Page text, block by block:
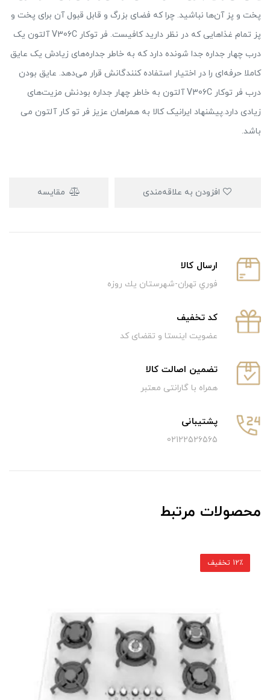
پخت و پز آن‌ها نباشید. چرا که فضای بزرگ و قابل قبول آن برای پخت و
پز تمام غذاهایی که در نظر دارید کافیست. فر توکار V306C آلتون یک
درب چهار جداره جدا شونده دارد که به خاطر جداره‌های زیادش یک عایق
کاملا حرفه‌ای را در اختیار استفاده کنندگانش قرار می‌دهد. عایق بودن
درب فر توکار V306C آلتون به خاطر چهار جداره بودنش مزیت‌های
زیادی دارد.پیشنهاد ایرانیک کالا به همراهان عزیز فر تو کار آلتون می
باشد.
مقایسه
ارسال كالا
فوري تهران-شهرستان يك روزه
كد تخفيف
عضویت اینستا و تقضای کد
تضمین اصالت کالا
همراه با گارانتی معتبر
پشتیبانی
02122526565
محصولات مرتبط
12٪ تخفیف